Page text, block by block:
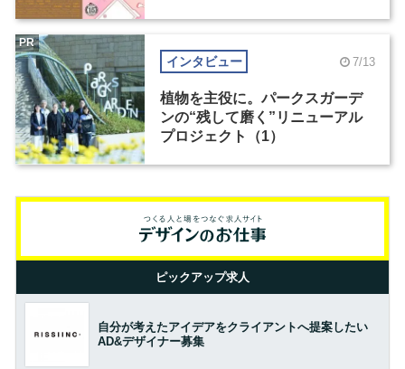
インタビュー 7/13
植物を主役に。パークスガーデ
ンの“残して磨く”リニューアル
プロジェクト（1）
PR
ピックアップ求人
自分が考えたアイデアをクライアントへ提案したい
AD&デザイナー募集